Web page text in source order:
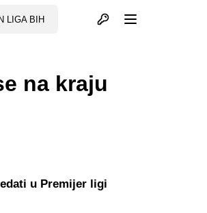
LIGA BIH Otvori profil
na kraju
u Premijer ligi